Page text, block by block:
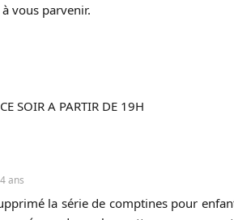
vous parvenir.
SOIR A PARTIR DE 19H
ans
la série de comptines pour